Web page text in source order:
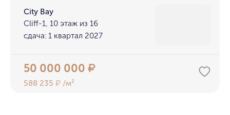
City Bay
Cliff-1, 10 этаж из 16
сдача: 1 квартал 2027
50 000 000₽
588 235₽ /м²